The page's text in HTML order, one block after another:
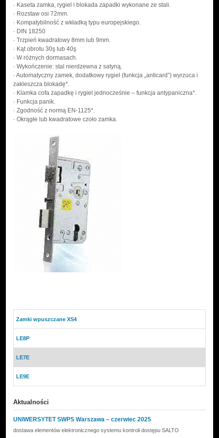
· Kaseta zamka, rygiel i blokada zapadki wykonane ze stali.
· Rozstaw osi 72mm.
· Kompatybilność z wkładką typu europejskiego.
· DIN 18250
· Trzpień kwadratowy 8mm lub 9mm.
· Kąt obrotu 30ş lub 40ş
· W różnych dormasach.
· Wykończenie: stal nierdzewna z satyną.
· Automatyczny zamek, dodatkowy rygiel (funkcja „anticard”) wyrzuca i
zakleszcza blokadę*.
· Klamka cofa zapadkę i rygiel jednocześnie – funkcja antypaniczna*.
· Funkcja panik.
· Zgodność z normą EN-1125*.
· Okrągłe lub kwadratowe czoło zamka.
Zamki wpuszczane XS4
LE8P
LE7E
LE9E
Aktualności
UNIWERSYTET SWPS Warszawa – czerwiec 2025
dostawa elementów elektronicznego systemu kontroli dostępu SALTO